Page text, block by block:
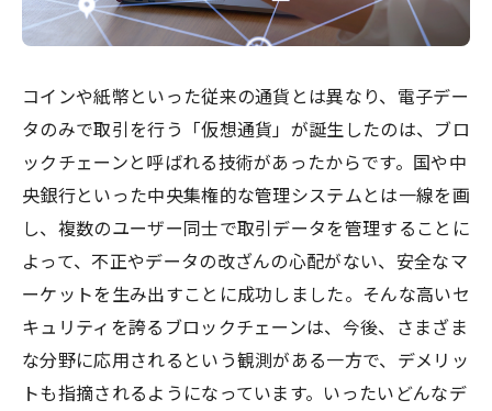
コインや紙幣といった従来の通貨とは異なり、電子デー
タのみで取引を行う「仮想通貨」が誕生したのは、ブロ
ックチェーンと呼ばれる技術があったからです。国や中
央銀行といった中央集権的な管理システムとは一線を画
し、複数のユーザー同士で取引データを管理することに
よって、不正やデータの改ざんの心配がない、安全なマ
ーケットを生み出すことに成功しました。そんな高いセ
キュリティを誇るブロックチェーンは、今後、さまざま
な分野に応用されるという観測がある一方で、デメリッ
トも指摘されるようになっています。いったいどんなデ